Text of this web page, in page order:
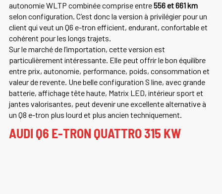
autonomie WLTP combinée comprise entre556 et 661 km
selon configuration. C’est donc la version à privilégier pour un
client qui veut un Q6 e-tron efficient, endurant, confortable et
cohérent pour les longs trajets.
Sur le marché de l’importation, cette version est
particulièrement intéressante. Elle peut offrir le bon équilibre
entre prix, autonomie, performance, poids, consommation et
valeur de revente. Une belle configuration S line, avec grande
batterie, affichage tête haute, Matrix LED, intérieur sport et
jantes valorisantes, peut devenir une excellente alternative à
un Q8 e-tron plus lourd et plus ancien techniquement.
AUDI Q6 E-TRON QUATTRO 315 KW